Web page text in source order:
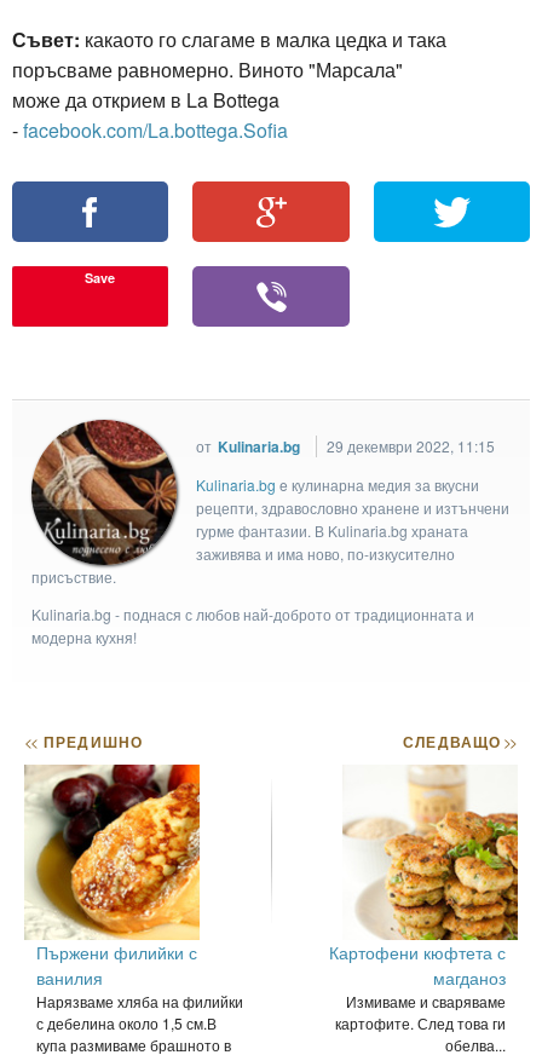
Съвет: какаото го слагаме в малка цедка и така
поръсваме равномерно. Виното "Марсала"
може да открием в La Bottega
-facebook.com/La.bottega.Sofia
Save
от Kulinaria.bg
29 декември 2022, 11:15
Kulinaria.bg e кулинарна медия за вкусни
рецепти, здравословно хранене и изтънчени
гурме фантазии. В Kulinaria.bg храната
заживява и има ново, по-изкусително
присъствие.
Kulinaria.bg - поднася с любов най-доброто от традиционната и
модерна кухня!
<< ПРЕДИШНО
Пържени филийки с
ванилия
Нарязваме хляба на филийки
с дебелина около 1,5 см.В
купа размиваме брашното в
СЛЕДВАЩО>>
Картофени кюфтета с
магданоз
Измиваме и сваряваме
картофите. След това ги
обелва...